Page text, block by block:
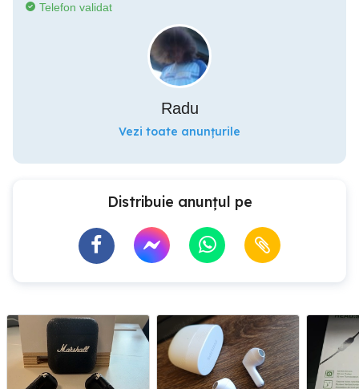
Telefon validat
Radu
Vezi toate anunțurile
Distribuie anunțul pe